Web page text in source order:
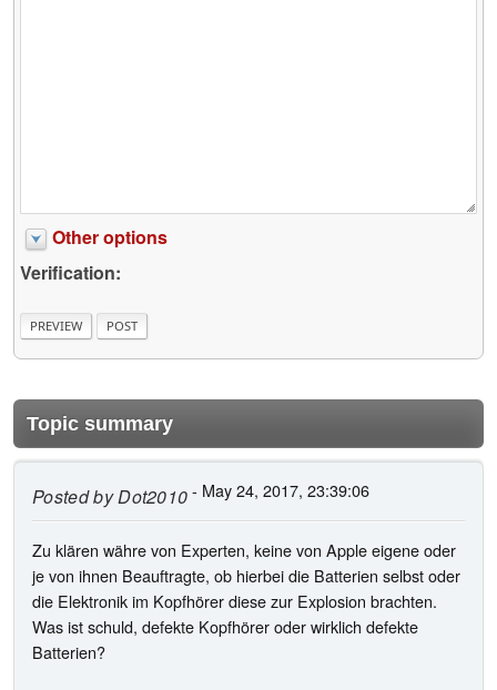
Other options
Verification:
Topic summary
Posted byDot2010- May 24, 2017, 23:39:06
Zu klären währe von Experten, keine von Apple eigene oder
je von ihnen Beauftragte, ob hierbei die Batterien selbst oder
die Elektronik im Kopfhörer diese zur Explosion brachten.
Was ist schuld, defekte Kopfhörer oder wirklich defekte
Batterien?